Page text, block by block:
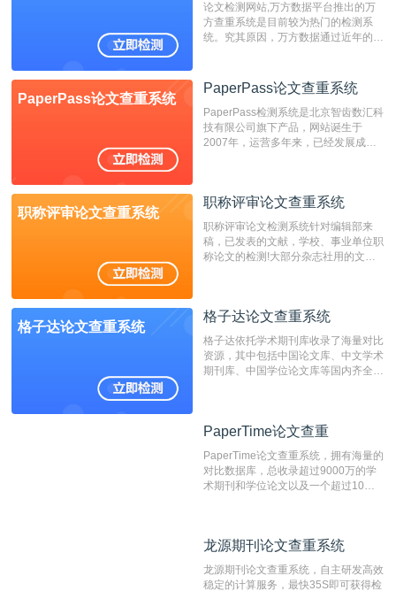
论文检测网站,万方数据平台推出的万
方查重系统是目前较为热门的检测系
统。究其原因，万方数据通过近年的发
检测系统，其真实性和权威性无可厚
非。其次，相对于知网而言，万方检测
费用少，上手容易，是学生初次论文查
重的推荐系统。
PaperPass论文查重系统
PaperPass论文查重系统
PaperPass检测系统是北京智齿数汇科
技有限公司旗下产品，网站诞生于
2007年，运营多年来，已经发展成为
检测速度快、精度高，市场反映良好。
职称评审论文查重系统
职称评审论文查重系统
职称评审论文检测系统针对编辑部来
稿，已发表的文献，学校、事业单位职
称论文的检测!大部分杂志社用的文献
编辑部检测来稿和已发表的文献,检测
测时注意填写第一作者,才能排除已发
表文献复制比。（限制字符数1万）
格子达论文查重系统
格子达论文查重系统
格子达依托学术期刊库收录了海量对比
资源，其中包括中国论文库、中文学术
期刊库、中国学位论文库等国内齐全的
系统，可检测中文、英文两种语言的论
PaperTime论文查重
PaperTime论文查重系统，拥有海量的
对比数据库，总收录超过9000万的学
术期刊和学位论文以及一个超过10亿
对，利用指纹索引快速而精准地在云检
有相似的片段，该项技术检测速度快、
龙源期刊论文查重系统
龙源期刊论文查重系统，自主研发高效
稳定的计算服务，最快35S即可获得检